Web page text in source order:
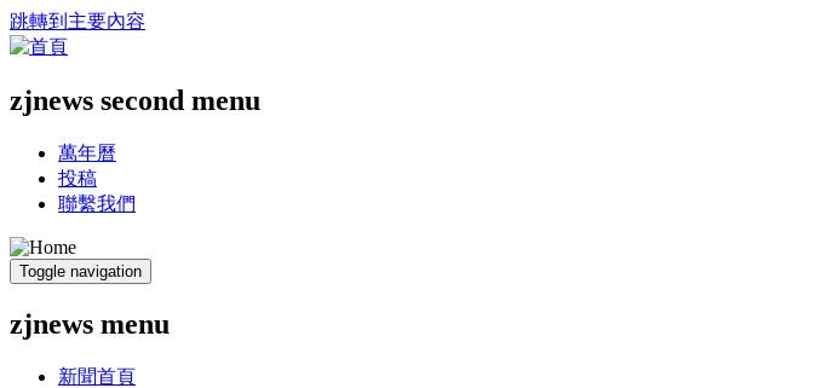
跳轉到主要內容
zjnews second menu
萬年曆
投稿
聯繫我們
Toggle navigation
zjnews menu
新聞首頁